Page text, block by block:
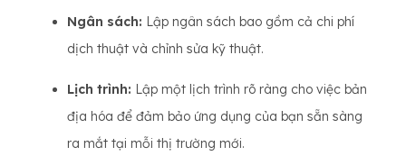
Ngân sách: Lập ngân sách bao gồm cả chi phí
dịch thuật và chỉnh sửa kỹ thuật.
Lịch trình: Lập một lịch trình rõ ràng cho việc bản
địa hóa để đảm bảo ứng dụng của bạn sẵn sàng
ra mắt tại mỗi thị trường mới.